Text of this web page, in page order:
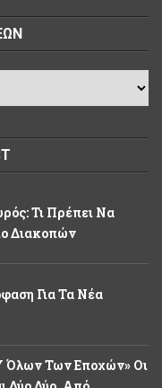
Τι Πρέπει Να
Διακοπών
Για Τα Νέα
Όλων Των Εποχών» Οι